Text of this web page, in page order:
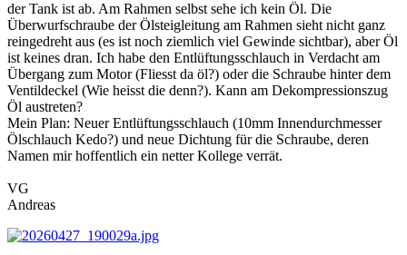
der Tank ist ab. Am Rahmen selbst sehe ich kein Öl. Die
Überwurfschraube der Ölsteigleitung am Rahmen sieht nicht ganz
reingedreht aus (es ist noch ziemlich viel Gewinde sichtbar), aber Öl
ist keines dran. Ich habe den Entlüftungsschlauch in Verdacht am
Übergang zum Motor (Fliesst da öl?) oder die Schraube hinter dem
Ventildeckel (Wie heisst die denn?). Kann am Dekompressionszug
Öl austreten?
Mein Plan: Neuer Entlüftungsschlauch (10mm Innendurchmesser
Ölschlauch Kedo?) und neue Dichtung für die Schraube, deren
Namen mir hoffentlich ein netter Kollege verrät.
VG
Andreas